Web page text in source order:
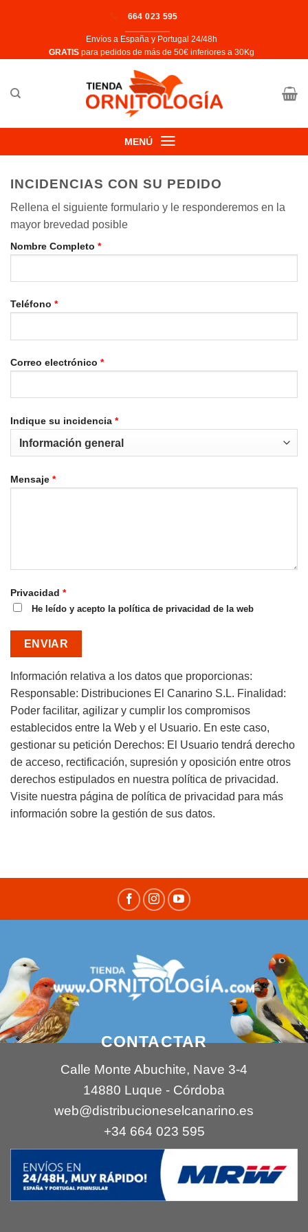
664 023 595
Envíos a España y Portugal 24/48h
​GRATIS para pedidos de más de 50€ inferiores a 30Kg
MENÚ
INCIDENCIAS CON SU PEDIDO
Rellena el siguiente formulario y le responderemos en la
mayor brevedad posible
Nombre Completo *
Teléfono *
Correo electrónico *
Indique su incidencia *
Mensaje *
Privacidad *
He leído y acepto la política de privacidad de la web
Información relativa a los datos que proporcionas:
Responsable: Distribuciones El Canarino S.L. Finalidad:
Poder facilitar, agilizar y cumplir los compromisos
establecidos entre la Web y el Usuario. En este caso,
gestionar su petición Derechos: El Usuario tendrá derecho
de acceso, rectificación, supresión y oposición entre otros
derechos estipulados en nuestra política de privacidad.
Visite nuestra página de política de privacidad para más
información sobre la gestión de sus datos.
CONTACTAR
Calle Monte Abuchite, Nave 3-4
14880 Luque - Córdoba
web@distribucioneselcanarino.es
+34 664 023 595